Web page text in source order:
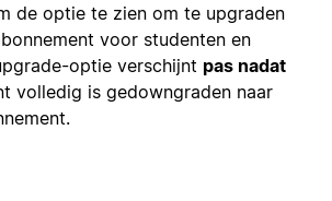
de optie te zien om te upgraden
voor studenten en
optie verschijnt pas nadat
volledig is gedowngraden naar